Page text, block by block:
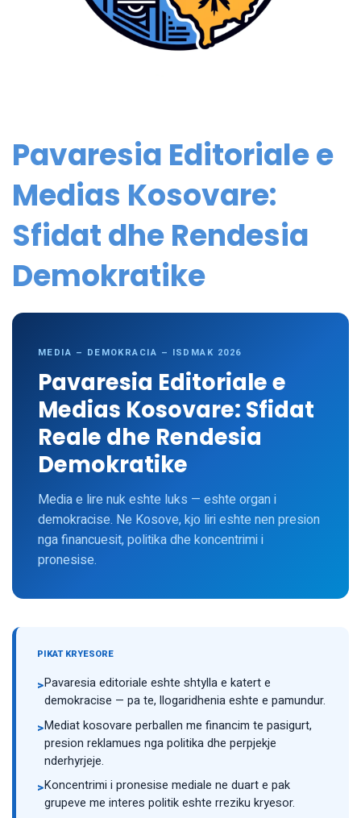
Pavaresia Editoriale e
Medias Kosovare:
Sfidat dhe Rendesia
Demokratike
MEDIA – DEMOKRACIA – ISDMAK 2026
Pavaresia Editoriale e
Medias Kosovare: Sfidat
Reale dhe Rendesia
Demokratike
Media e lire nuk eshte luks — eshte organ i
demokracise. Ne Kosove, kjo liri eshte nen presion
nga financuesit, politika dhe koncentrimi i
pronesise.
PIKAT KRYESORE
>Pavaresia editoriale eshte shtylla e katert e
demokracise — pa te, llogaridhenia eshte e pamundur.
>Mediat kosovare perballen me financim te pasigurt,
presion reklamues nga politika dhe perpjekje
nderhyrjeje.
>Koncentrimi i pronesise mediale ne duart e pak
grupeve me interes politik eshte rreziku kryesor.